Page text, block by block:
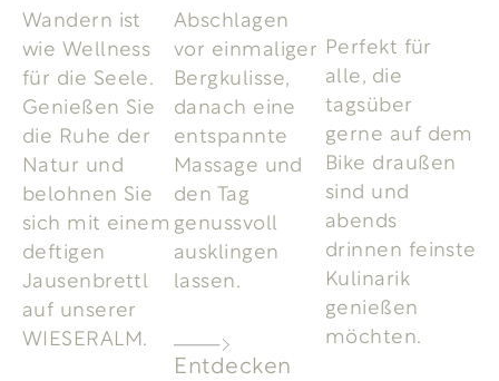
Wandern ist
wie Wellness
für die Seele.
Genießen Sie
die Ruhe der
Natur und
belohnen Sie
sich mit einem
deftigen
Jausenbrettl
auf unserer
WIESERALM.
Abschlagen
vor einmaliger
Bergkulisse,
danach eine
entspannte
Massage und
den Tag
genussvoll
ausklingen
lassen.
Entdecken
Perfekt für
alle, die
tagsüber
gerne auf dem
Bike draußen
sind und
abends
drinnen feinste
Kulinarik
genießen
möchten.